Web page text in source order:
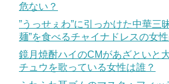
危ない？
”うっせぇわ”に引っかけた中華三
麺”を食べるチャイナドレスの女
鏡月焼酎ハイのCMがあざといと
チュウを歌っている女性は誰？